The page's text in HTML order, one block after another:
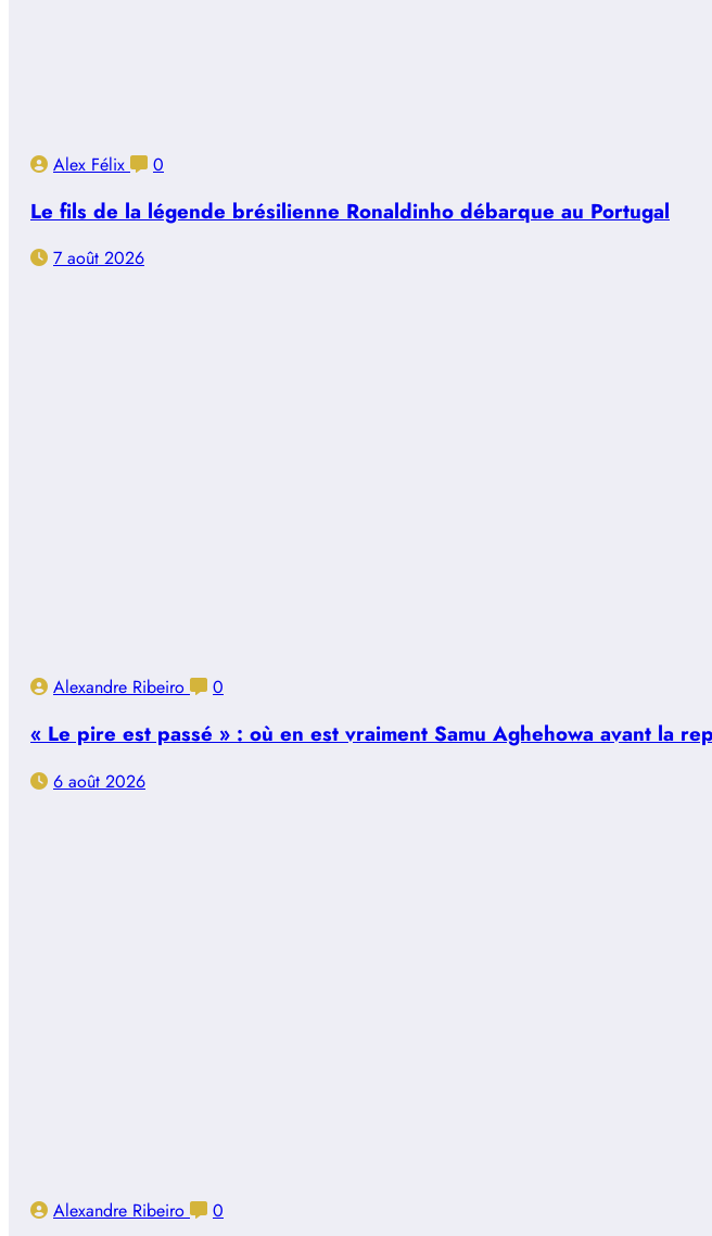
Alex Félix 0
Le fils de la légende brésilienne Ronaldinho débarque au Portugal
7 août 2026
Alexandre Ribeiro 0
« Le pire est passé » : où en est vraiment Samu Aghehowa avant la
6 août 2026
Alexandre Ribeiro 0